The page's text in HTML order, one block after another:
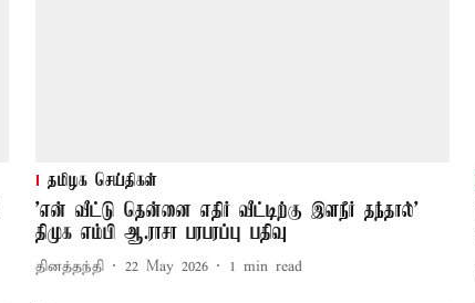
தமிழக செய்திகள்
’என் வீட்டு தென்னை எதிர் வீட்டிற்கு இளநீர் தந்தால்’
திமுக எம்பி ஆ.ராசா பரபரப்பு பதிவு
தினத்தந்தி 22 May 2026 1 min read